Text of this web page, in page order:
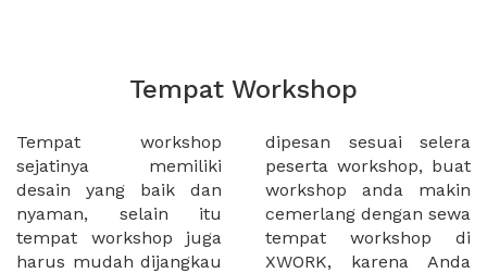
Tempat Workshop
Tempat workshop
sejatinya memiliki
desain yang baik dan
nyaman, selain itu
tempat workshop juga
harus mudah dijangkau
dipesan sesuai selera
peserta workshop, buat
workshop anda makin
cemerlang dengan sewa
tempat workshop di
XWORK, karena Anda